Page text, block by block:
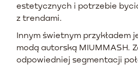
estetycznych i potrzebie
z trendami.
Innym świetnym przykładem
modą autorską MIUMMASH.
odpowiedniej segmentacji